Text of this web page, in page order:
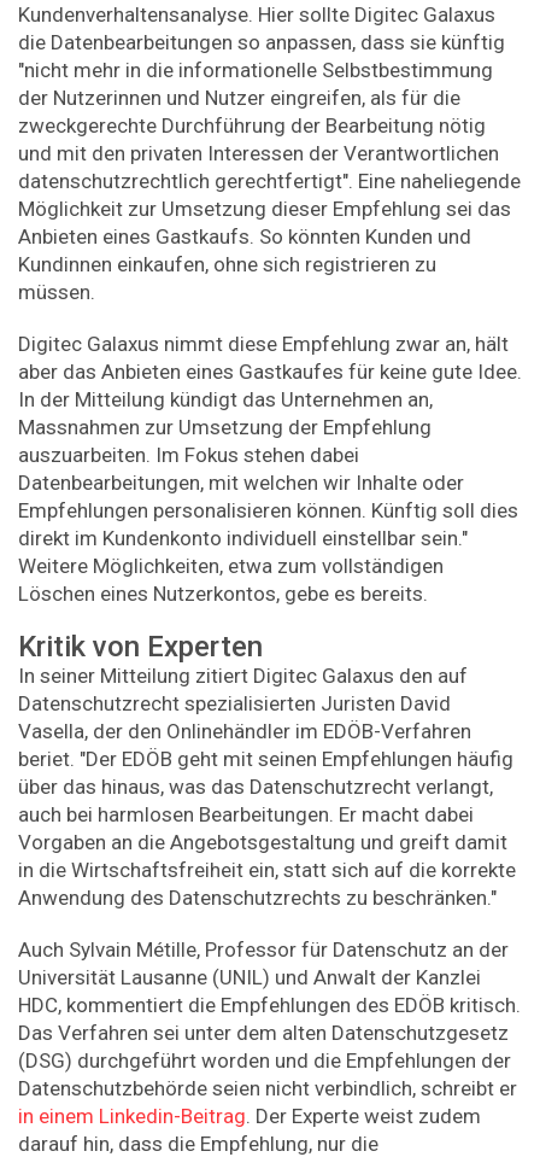
Kundenverhaltensanalyse. Hier sollte Digitec Galaxus
die Datenbearbeitungen so anpassen, dass sie künftig
"nicht mehr in die informationelle Selbstbestimmung
der Nutzerinnen und Nutzer eingreifen, als für die
zweckgerechte Durchführung der Bearbeitung nötig
und mit den privaten Interessen der Verantwortlichen
datenschutzrechtlich gerechtfertigt". Eine naheliegende
Möglichkeit zur Umsetzung dieser Empfehlung sei das
Anbieten eines Gastkaufs. So könnten Kunden und
Kundinnen einkaufen, ohne sich registrieren zu
müssen.
Digitec Galaxus nimmt diese Empfehlung zwar an, hält
aber das Anbieten eines Gastkaufes für keine gute Idee.
In der Mitteilung kündigt das Unternehmen an,
Massnahmen zur Umsetzung der Empfehlung
auszuarbeiten. Im Fokus stehen dabei
Datenbearbeitungen, mit welchen wir Inhalte oder
Empfehlungen personalisieren können. Künftig soll dies
direkt im Kundenkonto individuell einstellbar sein."
Weitere Möglichkeiten, etwa zum vollständigen
Löschen eines Nutzerkontos, gebe es bereits.
Kritik von Experten
In seiner Mitteilung zitiert Digitec Galaxus den auf
Datenschutzrecht spezialisierten Juristen David
Vasella, der den Onlinehändler im EDÖB-Verfahren
beriet. "Der EDÖB geht mit seinen Empfehlungen häufig
über das hinaus, was das Datenschutzrecht verlangt,
auch bei harmlosen Bearbeitungen. Er macht dabei
Vorgaben an die Angebotsgestaltung und greift damit
in die Wirtschaftsfreiheit ein, statt sich auf die korrekte
Anwendung des Datenschutzrechts zu beschränken."
Auch Sylvain Métille, Professor für Datenschutz an der
Universität Lausanne (UNIL) und Anwalt der Kanzlei
HDC, kommentiert die Empfehlungen des EDÖB kritisch.
Das Verfahren sei unter dem alten Datenschutzgesetz
(DSG) durchgeführt worden und die Empfehlungen der
Datenschutzbehörde seien nicht verbindlich, schreibt er
in einem Linkedin-Beitrag. Der Experte weist zudem
darauf hin, dass die Empfehlung, nur die